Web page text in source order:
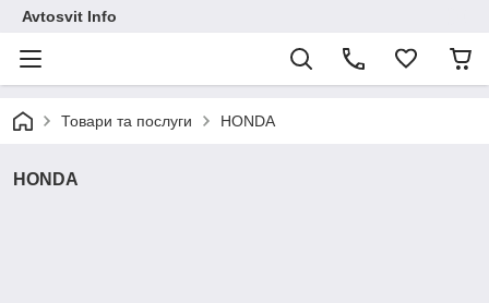
Avtosvit Info
Товари та послуги HONDA
HONDA